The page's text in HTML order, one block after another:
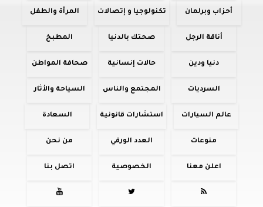
أحزاب وبرلمان تكنولوجيا و إتصالات المرأة والطفل
أناقة الرجل صحتك بالدنيا المطبخ
دنيا ودين حالات إنسانية صحافة المواطن
السرديات المجتمع والناس السياحة والأثار
عالم السيارات استشارات قانونية السعادة
منوعات العدد الورقي من نحن
اعلن معنا الخصوصية اتصل بنا


